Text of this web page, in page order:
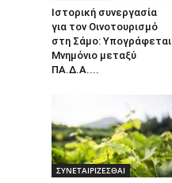
Ιστορική συνεργασία
για τον Οινοτουρισμό
στη Σάμο: Υπογράφεται
Μνημόνιο μεταξύ
ΠΑ.Δ.Α....
ΣΥΝΕΤΑΙΡΙΖΕΣΘΑΙ